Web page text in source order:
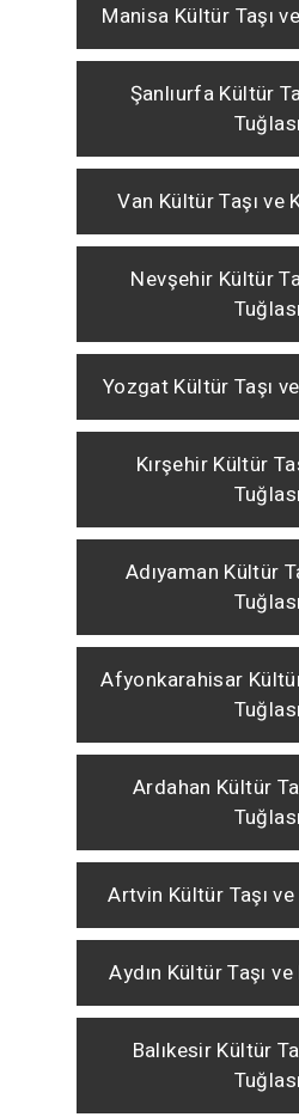
Manisa Kültür Taşı
Şanlıurfa Kültür
Tuğlası
Van Kültür Taşı ve
Nevşehir Kültür
Tuğlası
Yozgat Kültür Taşı
Kırşehir Kültür
Tuğlası
Adıyaman Kültür
Tuğlası
Afyonkarahisar
Tuğlası
Ardahan Kültür
Tuğlası
Artvin Kültür Taşı
Aydın Kültür Taşı
Balıkesir Kültür
Tuğlası